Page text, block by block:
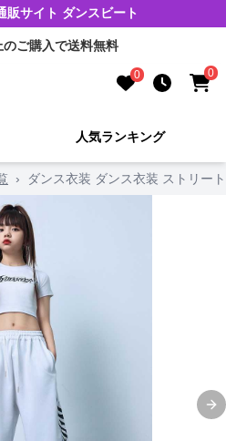
販サイト ダンスビート
ご購入で送料無料
0 0
人気ランキング
› ダンス衣装 ダンス衣装 ストリー